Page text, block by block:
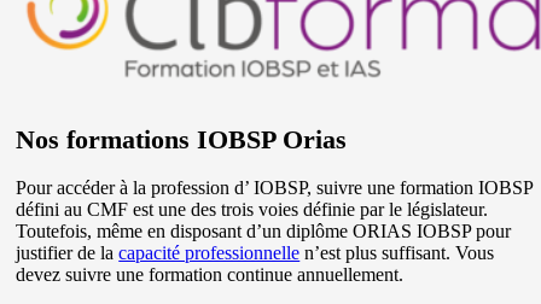
Nos formations IOBSP Orias
Pour accéder à la profession d’ IOBSP, suivre une formation IOBSP
défini au CMF est une des trois voies définie par le législateur.
Toutefois, même en disposant d’un diplôme ORIAS IOBSP pour
justifier de lacapacité professionnelle n’est plus suffisant. Vous
devez suivre une formation continue annuellement.